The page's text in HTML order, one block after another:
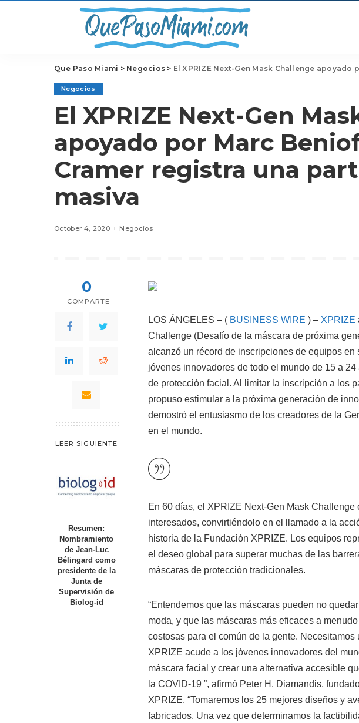
Que Paso Miami > Negocios > El XPRIZE Next-Gen Mask Challenge apoyado por Marc
Negocios
El XPRIZE Next-Gen
apoyado por Marc
Cramer registra una
masiva
October 4, 2020 Negocios
0
COMPARTE
LEER SIGUIENTE
Resumen:
Nombramiento
de Jean-Luc
Bélingard como
presidente de la
Junta de
Supervisión de
Biolog-id
LOS ÁNGELES – ( BUSINESS WIRE ) – XPRIZE
Challenge (Desafío de la máscara de próxima
alcanzó un récord de inscripciones de equipos
jóvenes innovadores de todo el mundo de 15 a
de protección facial. Al limitar la inscripción a los
propuso estimular a la próxima generación de
demostró el entusiasmo de los creadores de la
en el mundo.
En 60 días, el XPRIZE Next-Gen Mask
interesados, convirtiéndolo en el llamado a la
historia de la Fundación XPRIZE. Los equipos
el deseo global para superar muchas de las
máscaras de protección tradicionales.
“Entendemos que las máscaras pueden no
moda, y que las máscaras más eficaces a
costosas para el común de la gente. Necesitamos
XPRIZE acude a los jóvenes innovadores del
máscara facial y crear una alternativa accesible
la COVID-19 ”, afirmó Peter H. Diamandis,
XPRIZE. “Tomaremos los 25 mejores diseños y
fabricados. Una vez que determinamos la